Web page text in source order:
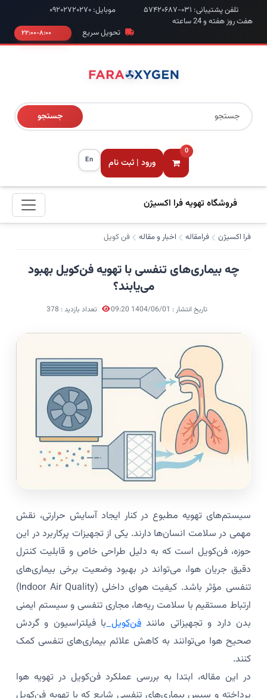
تلفن پشتیبانی: ۰۳۱-۵۷۴۲۰۶۸۷
موبایل: ۰۹۲۰۲۷۲۰۲۷۰
هفت روز هفته و 24 ساعته
تحویل سریع
جستجو
0
ورود | ثبت نام En
فروشگاه تهویه فرا اکسیژن
فرا اکسیژن فرامقاله اخبار و مقاله فن کویل
چه بیماری‌های تنفسی با تهویه فن‌کویل بهبود
می‌یابند؟
تاریخ انتشار : 1404/06/01 09:20 تعداد بازدید : 378
سیستم‌های تهویه مطبوع در کنار ایجاد آسایش حرارتی، نقش
مهمی در سلامت انسان‌ها دارند. یکی از تجهیزات پرکاربرد در این
حوزه، فن‌کویل است که به دلیل طراحی خاص و قابلیت کنترل
دقیق جریان هوا، می‌تواند در بهبود وضعیت برخی بیماری‌های
تنفسی مؤثر باشد. کیفیت هوای داخلی (Indoor Air Quality)
ارتباط مستقیم با سلامت ریه‌ها، مجاری تنفسی و سیستم ایمنی
بدن دارد و تجهیزاتی مانندفن‌کویلبا فیلتراسیون و گردش
صحیح هوا می‌توانند به کاهش علائم بیماری‌های تنفسی کمک
کنند.
در این مقاله، ابتدا به بررسی عملکرد فن‌کویل در تهویه هوا